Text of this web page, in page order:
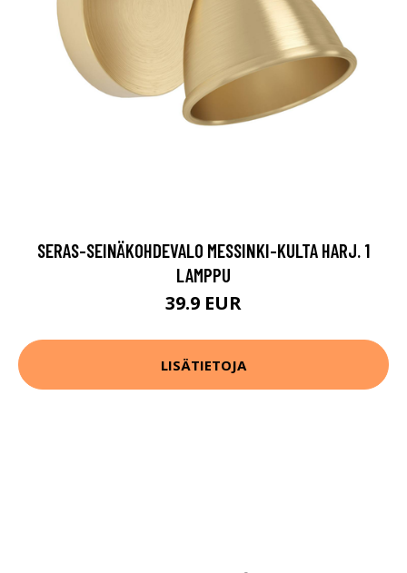
SERAS-SEINÄKOHDEVALO MESSINKI-KULTA HARJ. 1
LAMPPU
39.9 EUR
LISÄTIETOJA